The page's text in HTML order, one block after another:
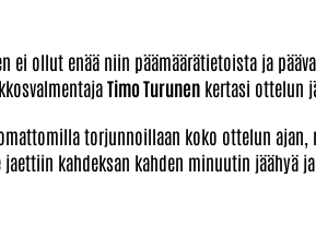
ollut enää niin päämäärätietoista ja
Timo Turunen kertasi ottelun
torjunnoillaan koko ottelun
kahdeksan kahden minuutin jäähyä ja